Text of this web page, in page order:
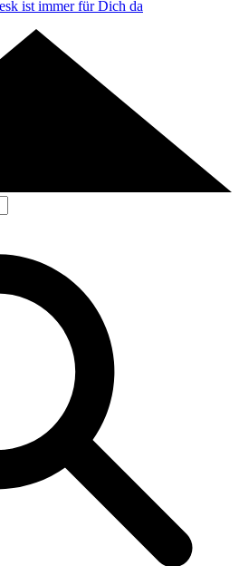
ist immer für Dich da